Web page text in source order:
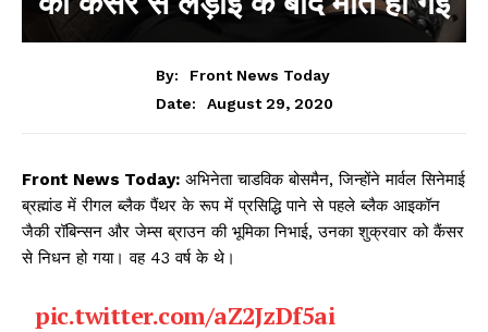
By:
Front News Today
Date:
August 29, 2020
Front News Today: अभिनेता चाडविक बोसमैन, जिन्होंने मार्वल सिनेमाई
ब्रह्मांड में रीगल ब्लैक पैंथर के रूप में प्रसिद्धि पाने से पहले ब्लैक आइकॉन
जैकी रॉबिन्सन और जेम्स ब्राउन की भूमिका निभाई, उनका शुक्रवार को कैंसर
से निधन हो गया। वह 43 वर्ष के थे।
pic.twitter.com/aZ2JzDf5ai